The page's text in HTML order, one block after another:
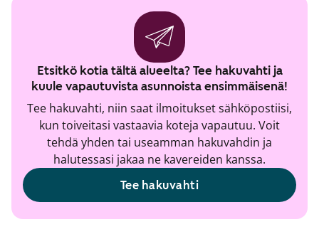
Etsitkö kotia tältä alueelta? Tee hakuvahti ja
kuule vapautuvista asunnoista ensimmäisenä!
Tee hakuvahti, niin saat ilmoitukset sähköpostiisi,
kun toiveitasi vastaavia koteja vapautuu. Voit
tehdä yhden tai useamman hakuvahdin ja
halutessasi jakaa ne kavereiden kanssa.
Tee hakuvahti